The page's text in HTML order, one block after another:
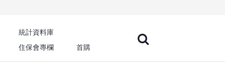
統計資料庫
住保會專欄
首購